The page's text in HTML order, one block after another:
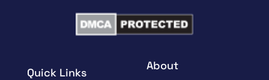
Quick Links
About